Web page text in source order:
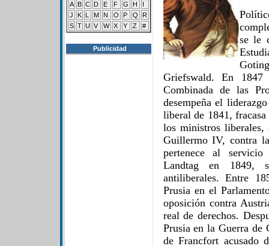
A B C D E F G H
I
J
K L M N O P Q
R
S T U V W X Y Z #
Publicidad
se le
Griefswald. En
Combinada de las
desempeña el
liberal de 1841,
los ministros liberales,
Guillermo IV, contra
pertenece al
Landtag en 1849,
antiliberales. Entre
Prusia en el
oposición contra
real de derechos.
Prusia en la Guerra de
de Francfort acusado